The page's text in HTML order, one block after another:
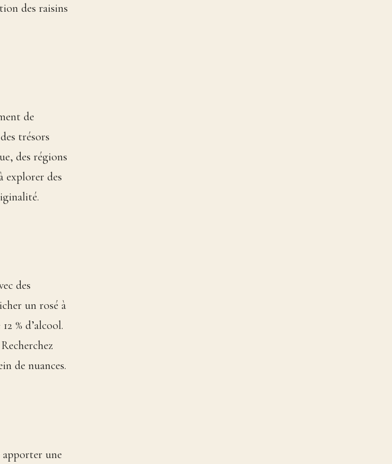
des raisins
de
trésors
des régions
explorer des
des
un rosé à
% d’alcool.
de nuances.
apporter une